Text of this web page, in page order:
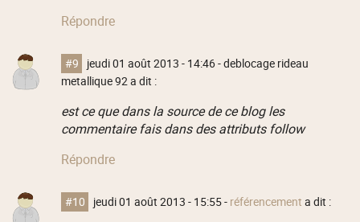
Répondre
#9 jeudi 01 août 2013 - 14:46- deblocage rideau
metallique 92 a dit :
est ce que dans la source de ce blog les
commentaire fais dans des attributs follow
Répondre
#10 jeudi 01 août 2013 - 15:55- référencement a dit :